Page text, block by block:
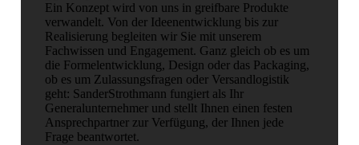
Ein Konzept wird von uns in greifbare Produkte
verwandelt. Von der Ideenentwicklung bis zur
Realisierung begleiten wir Sie mit unserem
Fachwissen und Engagement. Ganz gleich ob es um
die Formelentwicklung, Design oder das Packaging,
ob es um Zulassungsfragen oder Versandlogistik
geht: SanderStrothmann fungiert als Ihr
Generalunternehmer und stellt Ihnen einen festen
Ansprechpartner zur Verfügung, der Ihnen jede
Frage beantwortet.